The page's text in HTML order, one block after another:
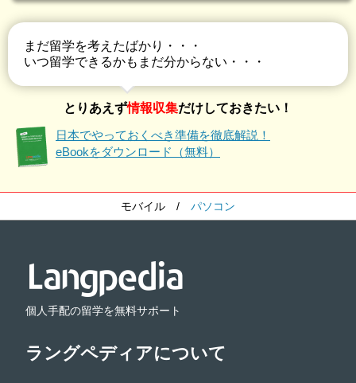
まだ留学を考えたばかり・・・
いつ留学できるかもまだ分からない・・・
とりあえず情報収集だけしておきたい！
日本でやっておくべき準備を徹底解説！
eBookをダウンロード（無料）
モバイル / パソコン
個人手配の留学を無料サポート
ラングペディアについて